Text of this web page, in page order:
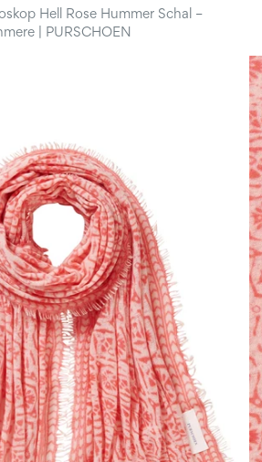
Hell Rose Hummer Schal –
| PURSCHOEN